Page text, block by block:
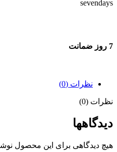
7 روز ضمانت
نظرات (0)
نظرات (0)
دیدگاهها
هیچ دیدگاهی برای این محصول